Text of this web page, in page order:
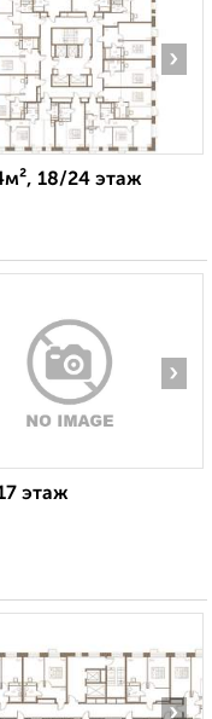
›
18/24 этаж
›
этаж
›